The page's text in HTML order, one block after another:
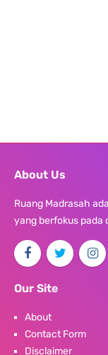
About Us
Ruang Madrasah
yang berfokus pada
Our Site
About
Contact Form
Disclaimer